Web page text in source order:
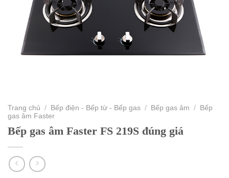
Trang chủ / Bếp điện - Bếp từ - Bếp gas / Bếp gas âm / Bếp
gas âm Faster
Bếp gas âm Faster FS 219S đúng giá